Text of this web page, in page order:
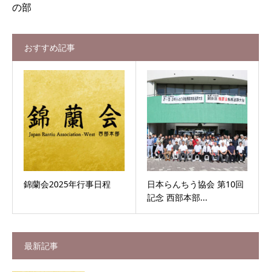
の部
おすすめ記事
錦蘭会2025年行事日程
日本らんちう協会 第10回
記念 西部本部...
最新記事